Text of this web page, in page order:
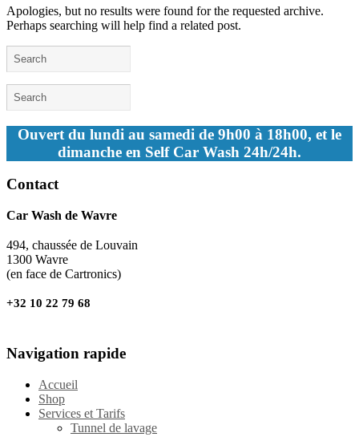
Apologies, but no results were found for the requested archive.
Perhaps searching will help find a related post.
Ouvert du lundi au samedi de 9h00 à 18h00, et le
dimanche en Self Car Wash 24h/24h.
Contact
Car Wash de Wavre
494, chaussée de Louvain
1300 Wavre
(en face de Cartronics)
+32 10 22 79 68
Navigation rapide
Accueil
Shop
Services et Tarifs
Tunnel de lavage